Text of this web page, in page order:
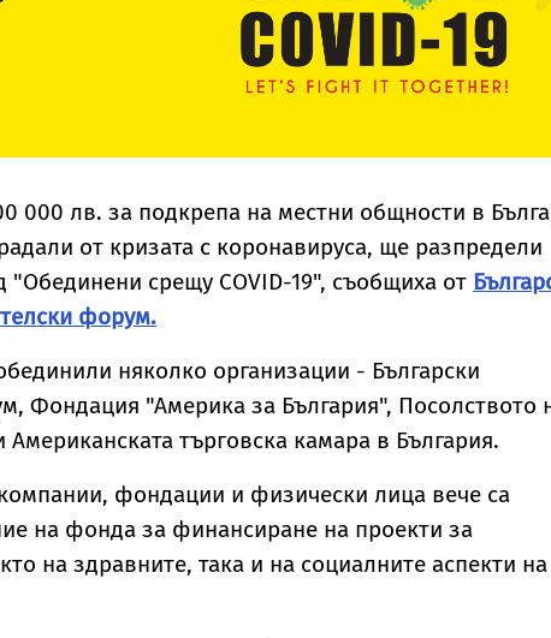
000 лв. за подкрепа на местни общности в
от кризата с коронавируса, ще разпредели
"Обединени срещу COVID-19", съобщиха от
форум.
няколко организации - Български
Фондация "Америка за България", Посолството
търговска камара в България.
фондации и физически лица вече са
на фонда за финансиране на проекти за
на здравните, така и на социалните аспекти на